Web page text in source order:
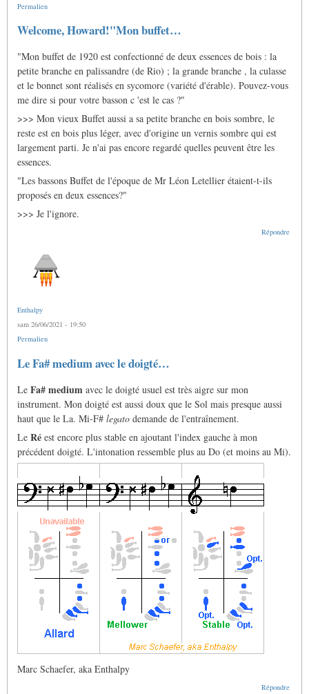
Permalien
En
réponse
Doigtés
pour
le
basson
français
Gras
Welcome, Howard!"Mon buffet…
"Mon buffet de 1920 est confectionné de deux essences de bois : la
petite branche en palissandre (de Rio) ; la grande branche , la culasse
et le bonnet sont réalisés en sycomore (variété d'érable). Pouvez-vous
me dire si pour votre basson c 'est le cas ?"
>>> Mon vieux Buffet aussi a sa petite branche en bois sombre, le
reste est en bois plus léger, avec d'origine un vernis sombre qui est
largement parti. Je n'ai pas encore regardé quelles peuvent être les
essences.
"Les bassons Buffet de l'époque de Mr Léon Letellier étaient-t-ils
proposés en deux essences?"
>>> Je l'ignore.
Répondre
Enthalpy
sam 26/06/2021 - 19:50
Permalien
Le Fa# medium avec le doigté…
Le Fa# medium avec le doigté usuel est très aigre sur mon
instrument. Mon doigté est aussi doux que le Sol mais presque aussi
haut que le La. Mi-F# legato demande de l'entraînement.
Le Ré est encore plus stable en ajoutant l'index gauche à mon
précédent doigté. L'intonation ressemble plus au Do (et moins au Mi).
Marc Schaefer, aka Enthalpy
Répondre